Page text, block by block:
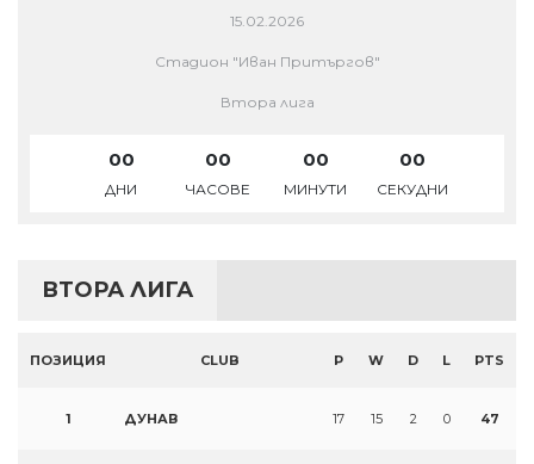
15.02.2026
Стадион "Иван Притъргов"
Втора лига
00
ДНИ
00
ЧАСОВЕ
00
МИНУТИ
00
СЕКУДНИ
ВТОРА ЛИГА
ПОЗИЦИЯ CLUB P W D L PTS
1 ДУНАВ 17 15 2 0 47